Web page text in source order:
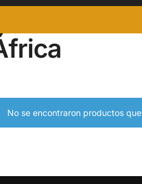
No se encontraron productos